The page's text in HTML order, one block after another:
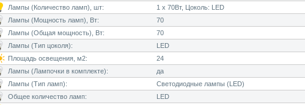
Лампы (Количество ламп), шт:
1 x 70Вт, Цоколь: LED
Лампы (Мощность ламп), Вт:
70
Лампы (Общая мощность), Вт:
70
Лампы (Тип цоколя):
LED
Площадь освещения, м2:
24
Лампы (Лампочки в комплекте):
да
Лампы (Тип ламп):
Светодиодные лампы (LED)
Общее количество ламп:
LED